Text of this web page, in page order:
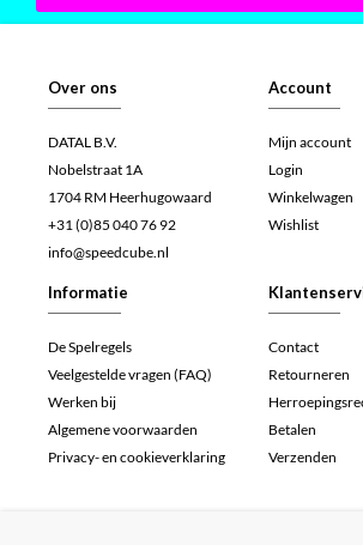
Over ons
DATAL B.V.
Nobelstraat 1A
1704 RM Heerhugowaard
+31 (0)85 040 76 92
info@speedcube.nl
Account
Mijn account
Login
Winkelwagen
Wishlist
Informatie
De Spelregels
Veelgestelde vragen (FAQ)
Werken bij
Algemene voorwaarden
Privacy- en cookieverklaring
Contact
Retourneren
Betalen
Verzenden